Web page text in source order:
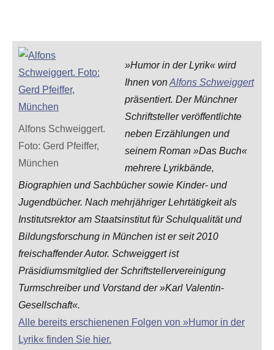
Alfons Schweiggert.
Foto: Gerd Pfeiffer,
München
»Humor in der Lyrik« wird
Ihnen vonAlfons Schweiggert
präsentiert. Der Münchner
Schriftsteller veröffentlichte
neben Erzählungen und
seinem Roman »Das Buch«
mehrere Lyrikbände,
Biographien und Sachbücher sowie Kinder- und
Jugendbücher. Nach mehrjähriger Lehrtätigkeit als
Institutsrektor am Staatsinstitut für Schulqualität und
Bildungsforschung in München ist er seit 2010
freischaffender Autor. Schweiggert ist
Präsidiumsmitglied der Schriftstellervereinigung
Turmschreiber und Vorstand der »Karl Valentin-
Gesellschaft«.
Alle bereits erschienenen Folgen von »Humor in der
Lyrik« finden Sie hier.